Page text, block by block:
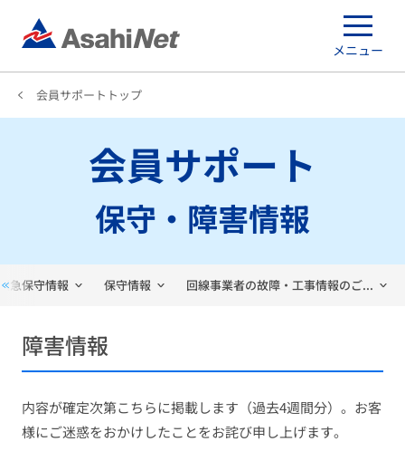
メニュー
会員サポートトップ
会員サポート
保守・障害情報
急保守情報 保守情報 回線事業者の故障・工事情報のご...
障害情報
内容が確定次第こちらに掲載します（過去4週間分）。お客
様にご迷惑をおかけしたことをお詫び申し上げます。